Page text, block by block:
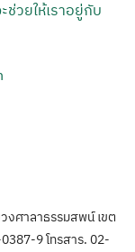
ช่วยให้เราอยู่กับ
ศาลาธรรมสพน์ เขต
9 โทรสาร. 02-